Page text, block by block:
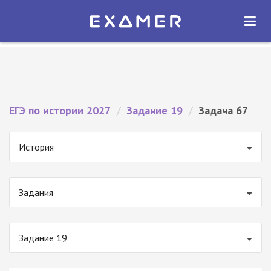
Экзамер — ЕГЭ 2027
ОТКРЫТЬ
ЕГЭ по истории 2027 / Задание 19 / Задача 67
История
Задания
Задание 19